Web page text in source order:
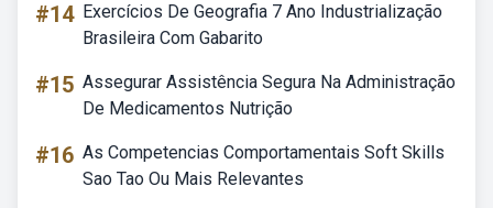
#14 Exercícios De Geografia 7 Ano Industrialização
Brasileira Com Gabarito
#15 Assegurar Assistência Segura Na Administração
De Medicamentos Nutrição
#16 As Competencias Comportamentais Soft Skills
Sao Tao Ou Mais Relevantes